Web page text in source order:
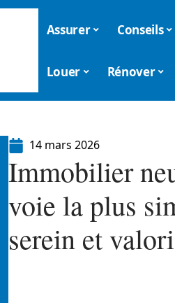
Assurer Conseils
Louer Rénover
14 mars 2026
Immobilier
voie la plus
serein et